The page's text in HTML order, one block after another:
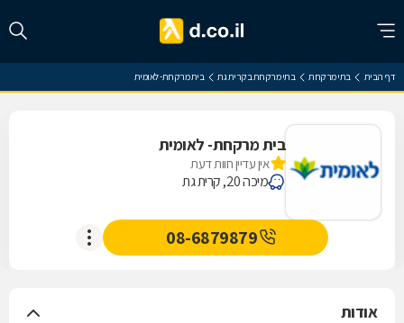
דף הבית בתי מרקחת בתי מרקחת בקרית גת בית מרקחת- לאומית
בית מרקחת- לאומית
אין עדיין חוות דעת
מיכה 20, קרית גת
08-6879879
אודות